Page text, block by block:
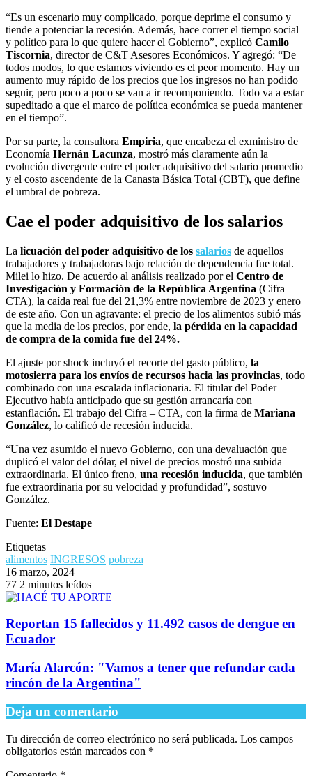
“Es un escenario muy complicado, porque deprime el consumo y
tiende a potenciar la recesión. Además, hace correr el tiempo social
y político para lo que quiere hacer el Gobierno”, explicó Camilo
Tiscornia, director de C&T Asesores Económicos. Y agregó: “De
todos modos, lo que estamos viviendo es el peor momento. Hay un
aumento muy rápido de los precios que los ingresos no han podido
seguir, pero poco a poco se van a ir recomponiendo. Todo va a estar
supeditado a que el marco de política económica se pueda mantener
en el tiempo”.
Por su parte, la consultora Empiria, que encabeza el exministro de
Economía Hernán Lacunza, mostró más claramente aún la
evolución divergente entre el poder adquisitivo del salario promedio
y el costo ascendente de la Canasta Básica Total (CBT), que define
el umbral de pobreza.
Cae el poder adquisitivo de los salarios
La licuación del poder adquisitivo de los salarios de aquellos
trabajadores y trabajadoras bajo relación de dependencia fue total.
Milei lo hizo. De acuerdo al análisis realizado por el Centro de
Investigación y Formación de la República Argentina (Cifra –
CTA), la caída real fue del 21,3% entre noviembre de 2023 y enero
de este año. Con un agravante: el precio de los alimentos subió más
que la media de los precios, por ende, la pérdida en la capacidad
de compra de la comida fue del 24%.
El ajuste por shock incluyó el recorte del gasto público, la
motosierra para los envíos de recursos hacia las provincias, todo
combinado con una escalada inflacionaria. El titular del Poder
Ejecutivo había anticipado que su gestión arrancaría con
estanflación. El trabajo del Cifra – CTA, con la firma de Mariana
González, lo calificó de recesión inducida.
“Una vez asumido el nuevo Gobierno, con una devaluación que
duplicó el valor del dólar, el nivel de precios mostró una subida
extraordinaria. El único freno, una recesión inducida, que también
fue extraordinaria por su velocidad y profundidad”, sostuvo
González.
Fuente: El Destape
Etiquetas
alimentos INGRESOS pobreza
16 marzo, 2024
77 2 minutos leídos
Reportan 15 fallecidos y 11.492 casos de dengue en
Ecuador
María Alarcón: "Vamos a tener que refundar cada
rincón de la Argentina"
Deja un comentario
Tu dirección de correo electrónico no será publicada. Los campos
obligatorios están marcados con *